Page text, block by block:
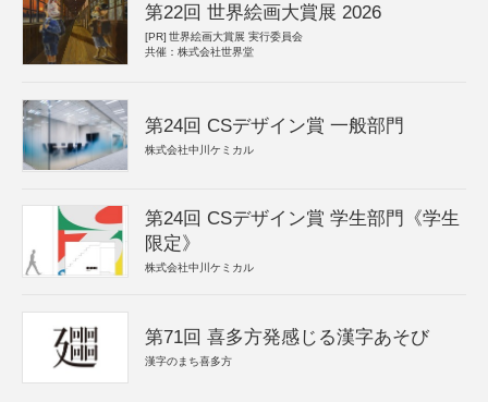
第22回 世界絵画大賞展 2026
[PR] 世界絵画大賞展 実行委員会
共催：株式会社世界堂
第24回 CSデザイン賞 一般部門
株式会社中川ケミカル
第24回 CSデザイン賞 学生部門《学生
限定》
株式会社中川ケミカル
第71回 喜多方発感じる漢字あそび
漢字のまち喜多方